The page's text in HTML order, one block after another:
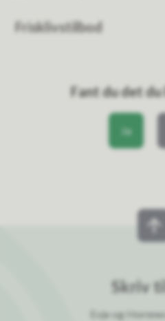
Frisklivstilbod
Fant du det
Ja
Skriv
Evje og